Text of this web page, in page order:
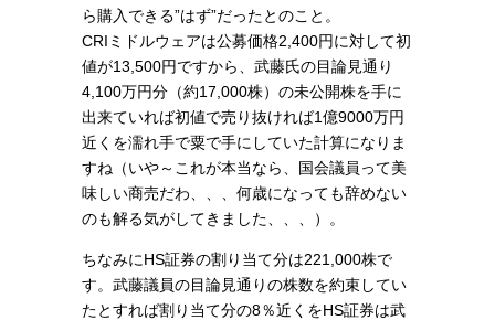
ら購入できる”はず”だったとのこと。
CRIミドルウェアは公募価格2,400円に対して初
値が13,500円ですから、武藤氏の目論見通り
4,100万円分（約17,000株）の未公開株を手に
出来ていれば初値で売り抜ければ1億9000万円
近くを濡れ手で粟で手にしていた計算になりま
すね（いや～これが本当なら、国会議員って美
味しい商売だわ、、、何歳になっても辞めない
のも解る気がしてきました、、、）。
ちなみにHS証券の割り当て分は221,000株で
す。武藤議員の目論見通りの株数を約束してい
たとすれば割り当て分の8％近くをHS証券は武